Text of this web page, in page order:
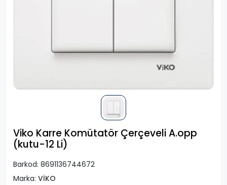
Viko Karre Komütatör Çerçeveli A.opp
(kutu-12 Li)
Barkod: 8691136744672
Marka: VİKO